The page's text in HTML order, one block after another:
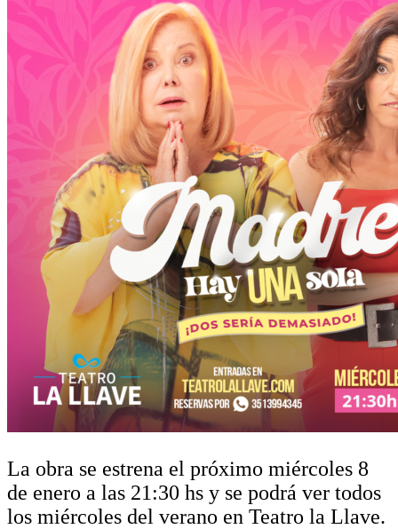
La obra se estrena el próximo miércoles 8
de enero a las 21:30 hs y se podrá ver todos
los miércoles del verano en Teatro la Llave.